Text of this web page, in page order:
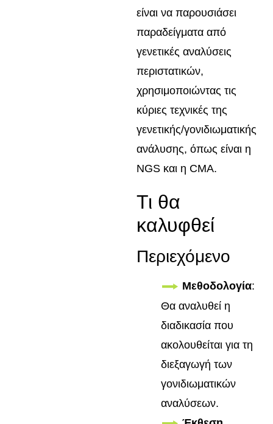
είναι να παρουσιάσει
παραδείγματα από
γενετικές αναλύσεις
περιστατικών,
χρησιμοποιώντας τις
κύριες τεχνικές της
γενετικής/γονιδιωματικής
ανάλυσης, όπως είναι η
NGS και η CMA.
Τι θα
καλυφθεί
Περιεχόμενο
Μεθοδολογία:
Θα αναλυθεί η
διαδικασία που
ακολουθείται για τη
διεξαγωγή των
γονιδιωματικών
αναλύσεων.